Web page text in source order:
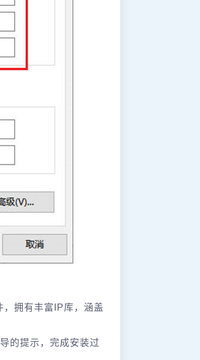
拥有丰富IP库，涵盖
的提示，完成安装过